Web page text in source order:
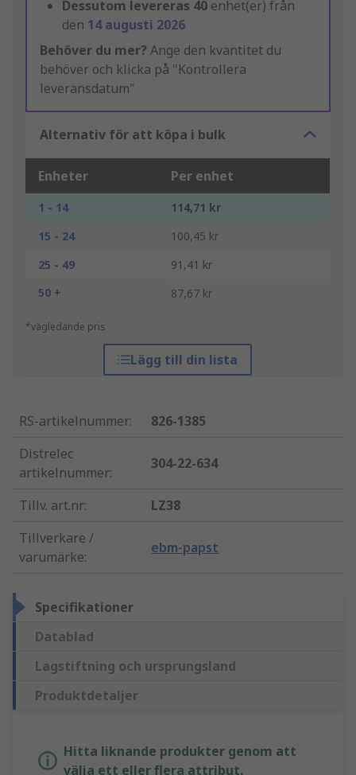
Dessutom levereras 40 enhet(er) från
den 14 augusti 2026
Behöver du mer? Ange den kvantitet du
behöver och klicka på "Kontrollera
leveransdatum"
Alternativ för att köpa i bulk
Enheter Per enhet
1 - 14
114,71 kr
15 - 24
100,45 kr
25 - 49
91,41 kr
50 +
87,67 kr
*vägledande pris
Lägg till din lista
RS-artikelnummer:
826-1385
Distrelec
artikelnummer:
304-22-634
Tillv. art.nr:
LZ38
Tillverkare /
varumärke:
ebm-papst
Specifikationer
Datablad
Lagstiftning och ursprungsland
Produktdetaljer
Hitta liknande produkter genom att
välja ett eller flera attribut.